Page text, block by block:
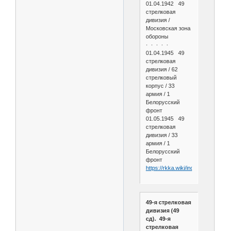
01.04.1942 49
стрелковая
дивизия /
Московская зона
обороны
· · · · ·
01.04.1945 49
стрелковая
дивизия / 62
стрелковый
корпус / 33
армия / 1
Белорусский
фронт
01.05.1945 49
стрелковая
дивизия / 33
армия / 1
Белорусский
фронт
https://rkka.wiki/index.php/
49-я стрелковая
дивизия (49
сд). 49-я
стрелковая